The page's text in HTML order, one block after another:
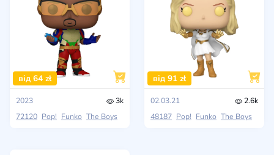
від 64 zł
2023
3k
72120 Pop! Funko The Boys
від 91 zł
02.03.21
2.6k
48187 Pop! Funko The Boys